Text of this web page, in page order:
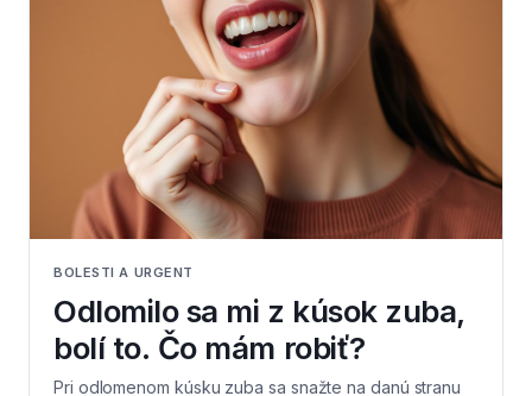
oblasť zvonku, nikdy nehrejte. V Levi Dental v
Leviciach takéto stavy riešime prednostne – často je
potrebná drenáž abscesu, antibiotiká a následné
endodontické ošetrenie alebo extrakcia. Nikdy
nečakajte „či to prejde samo".
BOLESTI A URGENT
Odlomilo sa mi z kúsok zuba,
bolí to. Čo mám robiť?
Pri odlomenom kúsku zuba sa snažte na danú stranu